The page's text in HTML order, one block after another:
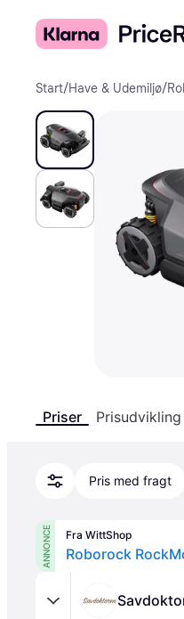
Start/Have & Udemiljø/
Priser Prisudvikling
Pris med fragt
ANNONCE Fra WittShop
Roborock